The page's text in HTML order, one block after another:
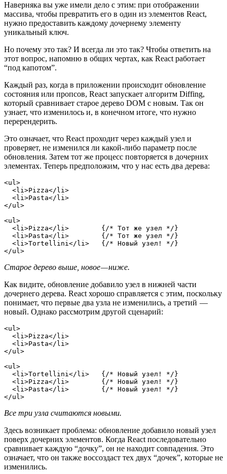
Наверняка вы уже имели дело с этим: при отображении
массива, чтобы превратить его в один из элементов React,
нужно предоставить каждому дочернему элементу
уникальный ключ.
Но почему это так? И всегда ли это так? Чтобы ответить на
этот вопрос, напомню в общих чертах, как React работает
“под капотом”.
Каждый раз, когда в приложении происходит обновление
состояния или пропсов, React запускает алгоритм Diffing,
который сравнивает старое дерево DOM с новым. Так он
узнает, что изменилось и, в конечном итоге, что нужно
перерендерить.
Это означает, что React проходит через каждый узел и
проверяет, не изменился ли какой-либо параметр после
обновления. Затем тот же процесс повторяется в дочерних
элементах. Теперь предположим, что у нас есть два дерева:
<ul>
  <li>Pizza</li>
  <li>Pasta</li>
</ul>
<ul>
  <li>Pizza</li>        {/* Тот же узел */}
  <li>Pasta</li>        {/* Тот же узел */}
  <li>Tortellini</li>   {/* Новый узел! */}
</ul>
Старое дерево выше, новое — ниже.
Как видите, обновление добавило узел в нижней части
дочернего дерева. React хорошо справляется с этим, поскольку
понимает, что первые два узла не изменились, а третий —
новый. Однако рассмотрим другой сценарий:
<ul>
  <li>Pizza</li>
  <li>Pasta</li>
</ul>
<ul>
  <li>Tortellini</li>   {/* Новый узел! */}
  <li>Pizza</li>        {/* Новый узел! */}
  <li>Pasta</li>        {/* Новый узел! */}
</ul>
Все три узла считаются новыми.
Здесь возникает проблема: обновление добавило новый узел
поверх дочерних элементов. Когда React последовательно
сравнивает каждую “дочку”, он не находит совпадения. Это
означает, что он также воссоздаст тех двух “дочек”, которые не
изменились.